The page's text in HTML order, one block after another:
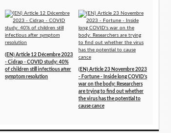
(EN) Article 12 Décembre 2023
- Cidrap - COVID study: 40%
of children still infectious after
symptom resolution
(EN) Article 23 Novembre 2023
- Fortune - Inside long COVID's
war on the body: Researchers
are trying to find out whether
the virus has the potential to
cause cance